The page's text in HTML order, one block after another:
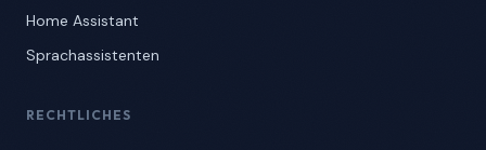
Home Assistant
Sprachassistenten
RECHTLICHES